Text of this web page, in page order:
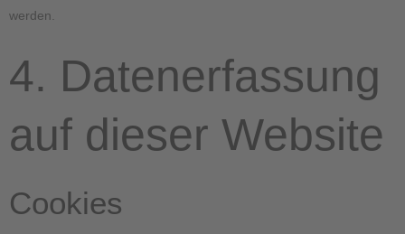
werden.
4. Datenerfassung
auf dieser Website
Cookies